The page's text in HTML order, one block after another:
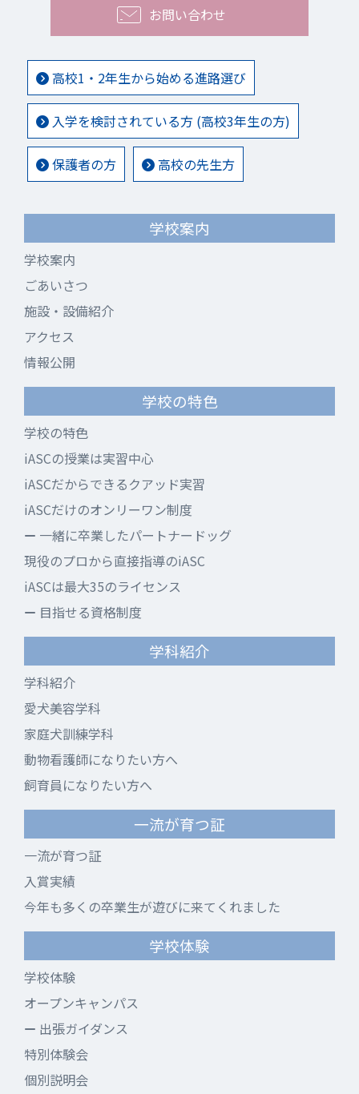
お問い合わせ
高校1・2年生から始める進路選び
入学を検討されている方 (高校3年生の方)
保護者の方 高校の先生方
学校案内
学校案内
ごあいさつ
施設・設備紹介
アクセス
情報公開
学校の特色
学校の特色
iASCの授業は実習中心
iASCだからできるクアッド実習
iASCだけのオンリーワン制度
一緒に卒業したパートナードッグ
現役のプロから直接指導のiASC
iASCは最大35のライセンス
目指せる資格制度
学科紹介
学科紹介
愛犬美容学科
家庭犬訓練学科
動物看護師になりたい方へ
飼育員になりたい方へ
一流が育つ証
一流が育つ証
入賞実績
今年も多くの卒業生が遊びに来てくれました
学校体験
学校体験
オープンキャンパス
出張ガイダンス
特別体験会
個別説明会